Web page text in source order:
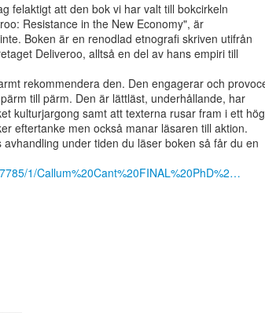
felaktigt att den bok vi har valt till bokcirkeln
Resistance in the New Economy", är
Boken är en renodlad etnografi skriven utifrån
Deliveroo, alltså en del av hans empiri till
rekommendera den. Den engagerar och
till pärm. Den är lättläst, underhållande, har
kulturjargong samt att texterna rusar fram i ett
eftertanke men också manar läsaren till aktion.
under tiden du läser boken så får du en
1/Callum%20Cant%20FINAL%20PhD%2…